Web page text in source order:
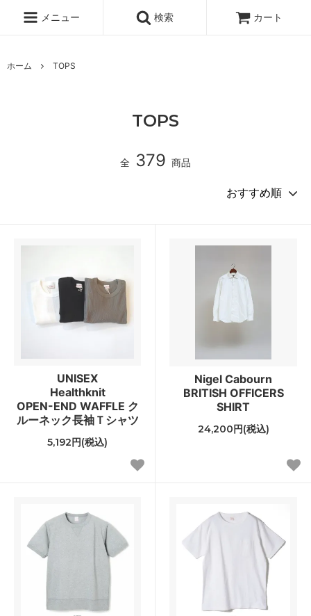
メニュー 検索 カート
ホーム TOPS
TOPS
全 379 商品
UNISEX
Healthknit
OPEN-END WAFFLE ク
ルーネック長袖Ｔシャツ
5,192円(税込)
Nigel Cabourn
BRITISH OFFICERS
SHIRT
24,200円(税込)